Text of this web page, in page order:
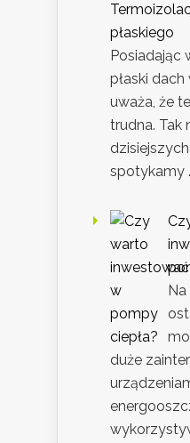
płaskiego
Posiadając
płaski
uważa, że
trudna. Tak
spotykamy
duże